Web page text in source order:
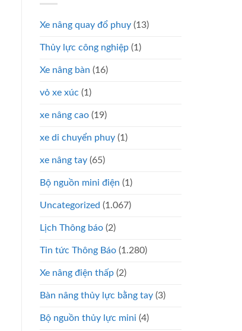
Xe nâng quay đổ phuy (13)
Thủy lực công nghiệp (1)
Xe nâng bàn (16)
vỏ xe xúc (1)
xe nâng cao (19)
xe di chuyển phuy (1)
xe nâng tay (65)
Bộ nguồn mini điện (1)
Uncategorized (1.067)
Lịch Thông báo (2)
Tin tức Thông Báo (1.280)
Xe nâng điện thấp (2)
Bàn nâng thủy lực bằng tay (3)
Bộ nguồn thủy lực mini (4)